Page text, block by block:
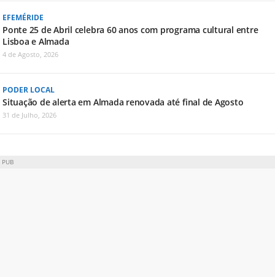
EFEMÉRIDE
Ponte 25 de Abril celebra 60 anos com programa cultural entre
Lisboa e Almada
4 de Agosto, 2026
PODER LOCAL
Situação de alerta em Almada renovada até final de Agosto
31 de Julho, 2026
PUB